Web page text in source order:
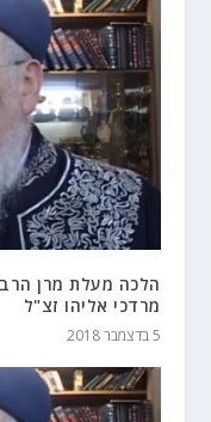
הלכה מעלת מרן
מרדכי אליהו זצ"ל
5 בדצמבר 2018